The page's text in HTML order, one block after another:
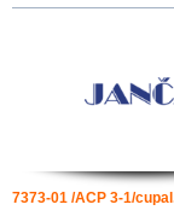
7373-01 /ACP 3-1/